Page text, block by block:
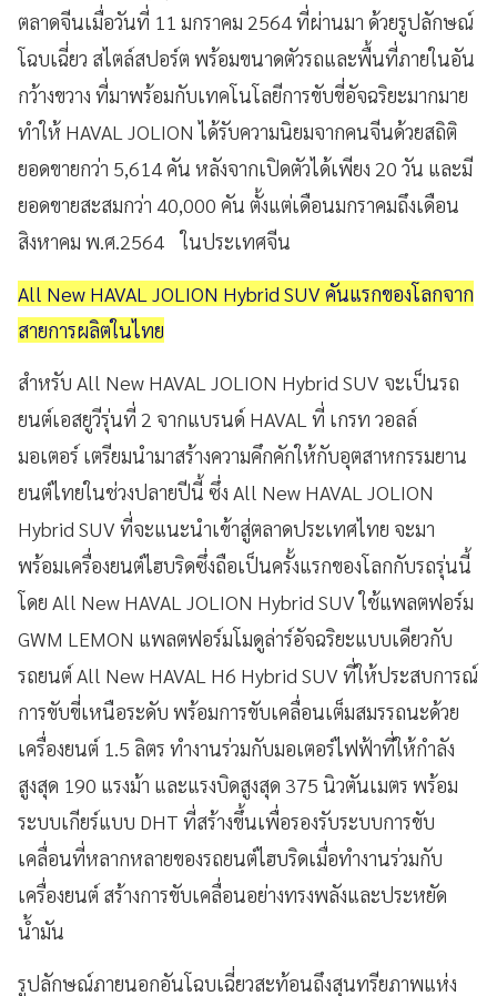
ตลาดจีนเมื่อวันที่ 11 มกราคม 2564 ที่ผ่านมา ด้วยรูปลักษณ์
โฉบเฉี่ยว สไตล์สปอร์ต พร้อมขนาดตัวรถและพื้นที่ภายในอัน
กว้างขวาง ที่มาพร้อมกับเทคโนโลยีการขับขี่อัจฉริยะมากมาย
ทำให้ HAVAL JOLION ได้รับความนิยมจากคนจีนด้วยสถิติ
ยอดขายกว่า 5,614 คัน หลังจากเปิดตัวได้เพียง 20 วัน และมี
ยอดขายสะสมกว่า 40,000 คัน ตั้งแต่เดือนมกราคมถึงเดือน
สิงหาคม พ.ศ.2564 ในประเทศจีน
All New HAVAL JOLION Hybrid SUV คันแรกของโลกจาก
สายการผลิตในไทย
สำหรับ All New HAVAL JOLION Hybrid SUV จะเป็นรถ
ยนต์เอสยูวีรุ่นที่ 2 จากแบรนด์ HAVAL ที่ เกรท วอลล์
มอเตอร์ เตรียมนำมาสร้างความคึกคักให้กับอุตสาหกรรมยาน
ยนต์ไทยในช่วงปลายปีนี้ ซึ่ง All New HAVAL JOLION
Hybrid SUV ที่จะแนะนำเข้าสู่ตลาดประเทศไทย จะมา
พร้อมเครื่องยนต์ไฮบริดซึ่งถือเป็นครั้งแรกของโลกกับรถรุ่นนี้
โดย All New HAVAL JOLION Hybrid SUV ใช้แพลตฟอร์ม
GWM LEMON แพลตฟอร์มโมดูล่าร์อัจฉริยะแบบเดียวกับ
รถยนต์ All New HAVAL H6 Hybrid SUV ที่ให้ประสบการณ์
การขับขี่เหนือระดับ พร้อมการขับเคลื่อนเต็มสมรรถนะด้วย
เครื่องยนต์ 1.5 ลิตร ทำงานร่วมกับมอเตอร์ไฟฟ้าที่ให้กำลัง
สูงสุด 190 แรงม้า และแรงบิดสูงสุด 375 นิวตันเมตร พร้อม
ระบบเกียร์แบบ DHT ที่สร้างขึ้นเพื่อรองรับระบบการขับ
เคลื่อนที่หลากหลายของรถยนต์ไฮบริดเมื่อทํางานร่วมกับ
เครื่องยนต์ สร้างการขับเคลื่อนอย่างทรงพลังและประหยัด
น้ำมัน
รูปลักษณ์ภายนอกอันโฉบเฉี่ยวสะท้อนถึงสุนทรียภาพแห่ง